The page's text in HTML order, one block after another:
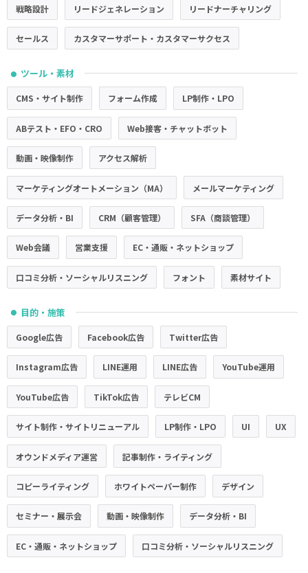
戦略設計 リードジェネレーション リードナーチャリング
セールス カスタマーサポート・カスタマーサクセス
● ツール・素材
CMS・サイト制作 フォーム作成 LP制作・LPO
ABテスト・EFO・CRO Web接客・チャットボット
動画・映像制作 アクセス解析
マーケティングオートメーション（MA） メールマーケティング
データ分析・BI CRM（顧客管理） SFA（商談管理）
Web会議 営業支援 EC・通販・ネットショップ
口コミ分析・ソーシャルリスニング フォント 素材サイト
● 目的・施策
Google広告 Facebook広告 Twitter広告
Instagram広告 LINE運用 LINE広告 YouTube運用
YouTube広告 TikTok広告 テレビCM
サイト制作・サイトリニューアル LP制作・LPO UI UX
オウンドメディア運営 記事制作・ライティング
コピーライティング ホワイトペーパー制作 デザイン
セミナー・展示会 動画・映像制作 データ分析・BI
EC・通販・ネットショップ 口コミ分析・ソーシャルリスニング